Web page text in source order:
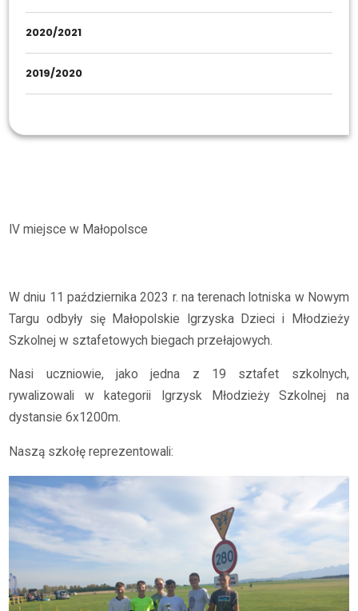
2020/2021
2019/2020
IV miejsce w Małopolsce
W dniu 11 października 2023 r. na terenach lotniska w Nowym
Targu odbyły się Małopolskie Igrzyska Dzieci i Młodzieży
Szkolnej w sztafetowych biegach przełajowych.
Nasi uczniowie, jako jedna z 19 sztafet szkolnych,
rywalizowali w kategorii Igrzysk Młodzieży Szkolnej na
dystansie 6x1200m.
Naszą szkołę reprezentowali: